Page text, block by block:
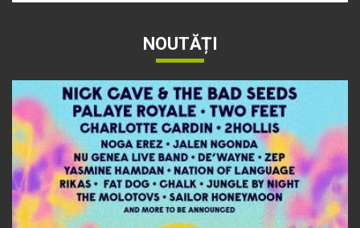
NOUTĂȚI